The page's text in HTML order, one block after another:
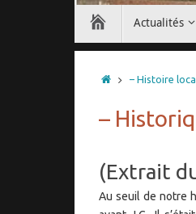
Passer
contenu
Actualités
Accueil– Histoire
–
(Extrait
Au seuil de notre